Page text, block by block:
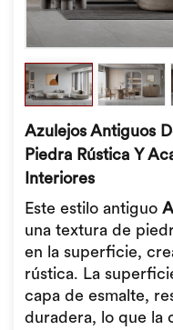
Azulejos Antiguos
Piedra Rústica Y
Interiores
Este estilo antiguo
una textura de
en la superficie,
rústica. La
capa de esmalte,
duradera, lo que la